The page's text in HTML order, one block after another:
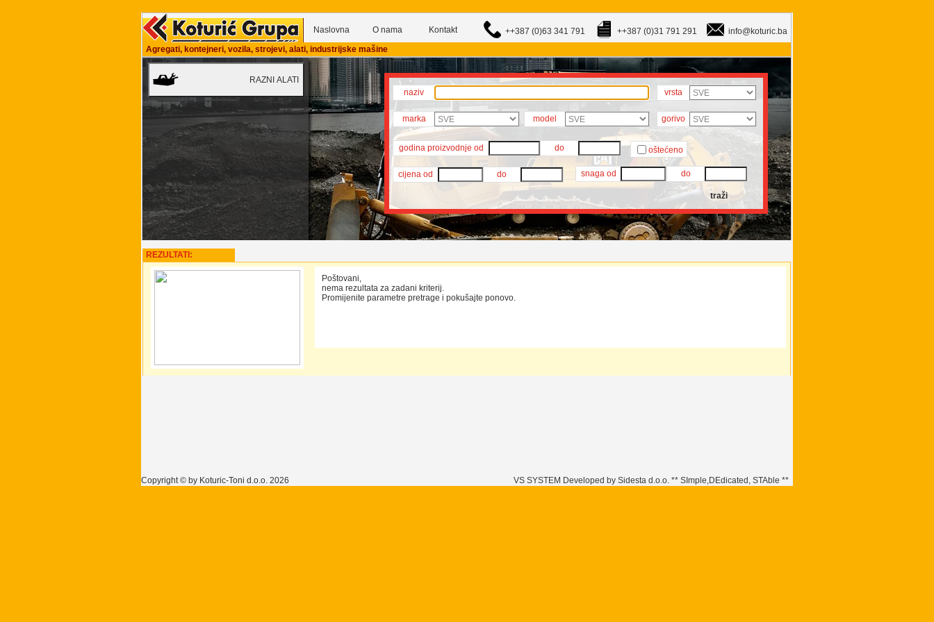
Copyright © by Koturic-Toni d.o.o. 2026 VS SYSTEM Developed by Sidesta d.o.o. ** SImple,DEdicated, STAble **
Poštovani,
nema rezultata za zadani kriterij.
Promijenite parametre pretrage i pokušajte ponovo.
REZULTATI:
Naslovna O nama Kontakt ++387 (0)63 341 791 ++387 (0)31 791 291
info@koturic.ba
Agregati, kontejneri, vozila, strojevi, alati, industrijske mašine
naziv
traži
do
snaga od
do
cijena od
oštećeno
do
godina proizvodnje od
gorivo
model
marka
vrsta